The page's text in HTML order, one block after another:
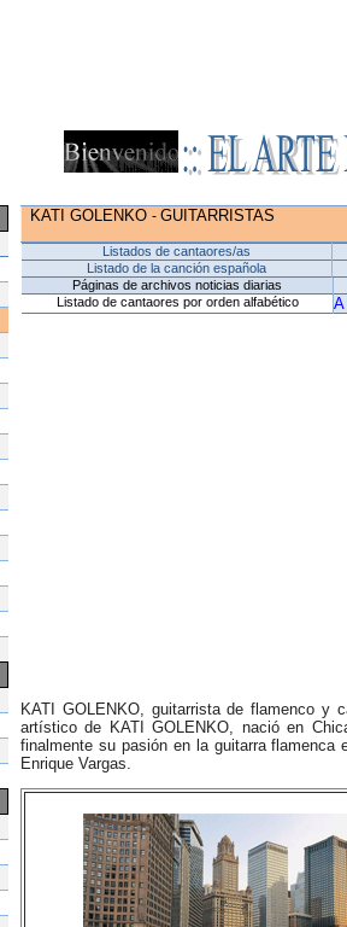
KATI GOLENKO ​-GUITARRISTAS
Listados de cantaores/as
Listado de la canción española
Páginas de archivos noticias diarias
Listado de cantaores por orden alfabético
A
KATI GOLENKO, guitarrista de flamenco y
artístico de KATI GOLENKO, nació en
finalmente su pasión en la guitarra
Enrique Vargas.